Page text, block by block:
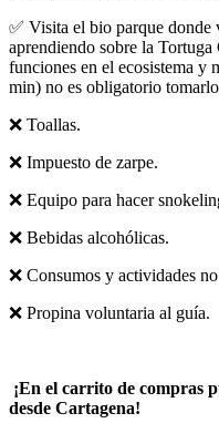
✅ Visita el bio parque donde
aprendiendo sobre la
funciones en el ecosistema y
min) no es obligatorio
❌ Toallas.
❌ Impuesto de zarpe.
❌ Equipo para hacer
❌ Bebidas alcohólicas.
❌ Consumos y actividades
❌ Propina voluntaria al guía.
¡En el carrito de compras
desde Cartagena!